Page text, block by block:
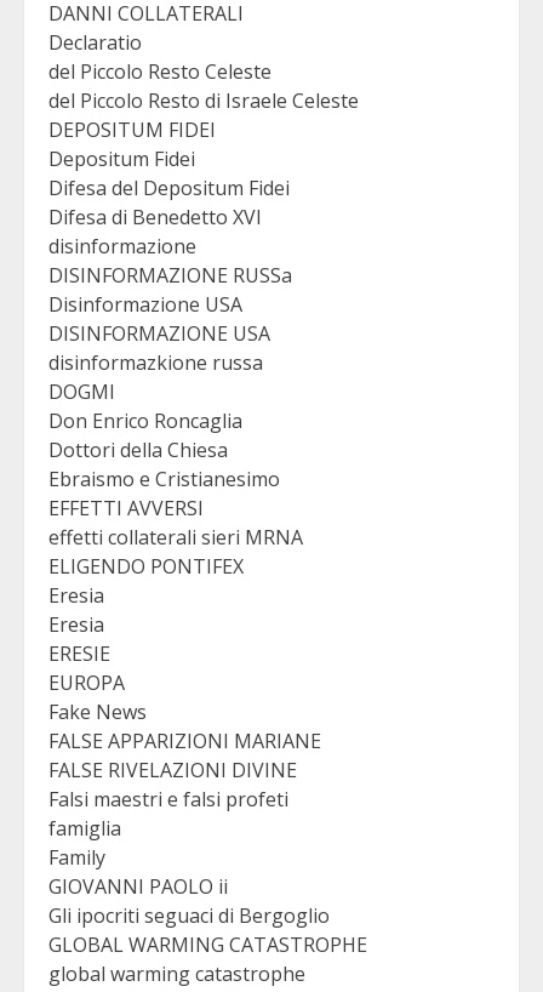
DANNI COLLATERALI
Declaratio
del Piccolo Resto Celeste
del Piccolo Resto di Israele Celeste
DEPOSITUM FIDEI
Depositum Fidei
Difesa del Depositum Fidei
Difesa di Benedetto XVI
disinformazione
DISINFORMAZIONE RUSSa
Disinformazione USA
DISINFORMAZIONE USA
disinformazkione russa
DOGMI
Don Enrico Roncaglia
Dottori della Chiesa
Ebraismo e Cristianesimo
EFFETTI AVVERSI
effetti collaterali sieri MRNA
ELIGENDO PONTIFEX
Eresia
Eresia
ERESIE
EUROPA
Fake News
FALSE APPARIZIONI MARIANE
FALSE RIVELAZIONI DIVINE
Falsi maestri e falsi profeti
famiglia
Family
GIOVANNI PAOLO ii
Gli ipocriti seguaci di Bergoglio
GLOBAL WARMING CATASTROPHE
global warming catastrophe